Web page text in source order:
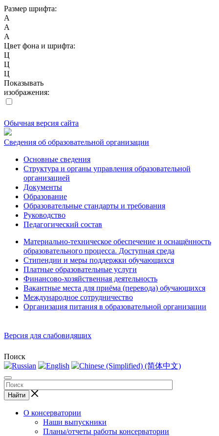
Размер шрифта:
A
A
A
Цвет фона и шрифта:
Ц
Ц
Ц
Показывать
изображения:
Обычная версия сайта
Сведения об образовательной организации
Основные сведения
Структура и органы управления образовательной
организацией
Документы
Образование
Образовательные стандарты и требования
Руководство
Педагогический состав
Материально-техническое обеспечение и оснащённость
образовательного процесса. Доступная среда
Стипендии и меры поддержки обучающихся
Платные образовательные услуги
Финансово-хозяйственная деятельность
Вакантные места для приёма (перевода) обучающихся
Международное сотрудничество
Организация питания в образовательной организации
Версия для слабовидящих
Поиск
Найти
О консерватории
Наши выпускники
Планы/отчеты работы консерватории